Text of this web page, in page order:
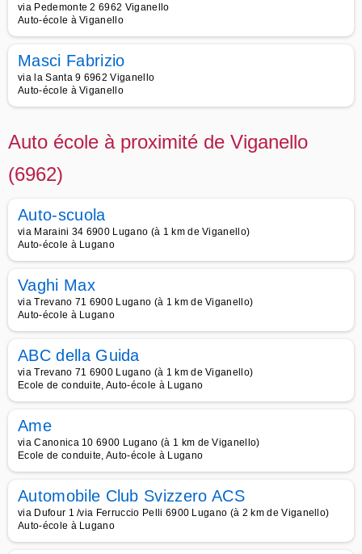
via Pedemonte 2 6962 Viganello
Auto-école à Viganello
Masci Fabrizio
via la Santa 9 6962 Viganello
Auto-école à Viganello
Auto école à proximité de Viganello
(6962)
Auto-scuola
via Maraini 34 6900 Lugano (à 1 km de Viganello)
Auto-école à Lugano
Vaghi Max
via Trevano 71 6900 Lugano (à 1 km de Viganello)
Auto-école à Lugano
ABC della Guida
via Trevano 71 6900 Lugano (à 1 km de Viganello)
Ecole de conduite, Auto-école à Lugano
Ame
via Canonica 10 6900 Lugano (à 1 km de Viganello)
Ecole de conduite, Auto-école à Lugano
Automobile Club Svizzero ACS
via Dufour 1 /via Ferruccio Pelli 6900 Lugano (à 2 km de Viganello)
Auto-école à Lugano